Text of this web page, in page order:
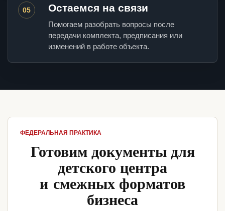
05 Остаемся на связи
Помогаем разобрать вопросы после
передачи комплекта, предписания или
изменений в работе объекта.
ФЕДЕРАЛЬНАЯ ПРАКТИКА
Готовим документы для
детского центра
и смежных форматов
бизнеса